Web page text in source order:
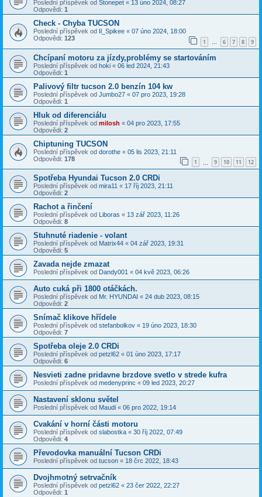
Poslední příspěvek od Stonepet « 13 úno 2024, 08:27
Odpovědi: 1
Check - Chyba TUCSON
Poslední příspěvek od Il_Spikee « 07 úno 2024, 18:00
Odpovědi: 123 1 … 6 7 8 9
Chcípaní motoru za jízdy,problémy se startováním
Poslední příspěvek od hoki « 06 led 2024, 21:43
Odpovědi: 1
Palivový filtr tucson 2.0 benzín 104 kw
Poslední příspěvek od Jumbo27 « 07 pro 2023, 19:28
Odpovědi: 1
Hluk od diferenciálu
Poslední příspěvek od milosh « 04 pro 2023, 17:55
Odpovědi: 2
Chiptuning TUCSON
Poslední příspěvek od dorothe « 05 lis 2023, 21:11
Odpovědi: 178 1 9 10 11 12
Spotřeba Hyundai Tucson 2.0 CRDi
Poslední příspěvek od mira11 « 17 říj 2023, 21:11
Odpovědi: 2
Rachot a řinčení
Poslední příspěvek od Liboras « 13 zář 2023, 11:26
Odpovědi: 8
Stuhnuté riadenie - volant
Poslední příspěvek od Matrix44 « 04 zář 2023, 19:31
Odpovědi: 5
Zavada nejde zmazat
Poslední příspěvek od Dandy001 « 04 kvě 2023, 06:26
Auto cuká při 1800 otáčkách.
Poslední příspěvek od Mr. HYUNDAI « 24 dub 2023, 08:15
Odpovědi: 2
Snímač klikove hřídele
Poslední příspěvek od stefanbolkov « 19 úno 2023, 18:30
Odpovědi: 7
Spotřeba oleje 2.0 CRDi
Poslední příspěvek od petzl62 « 01 úno 2023, 17:17
Odpovědi: 6
Nesvieti zadne pridavne brzdove svetlo v strede kufra
Poslední příspěvek od medenyprinc « 09 led 2023, 20:27
Nastavení sklonu světel
Poslední příspěvek od Maudi « 06 pro 2022, 19:14
Cvakání v horní části motoru
Poslední příspěvek od slabostka « 30 říj 2022, 07:49
Odpovědi: 4
Převodovka manuální Tucson CRDi
Poslední příspěvek od tucson « 18 črc 2022, 18:43
Dvojhmotný setrvačník
Poslední příspěvek od petzl62 « 23 čer 2022, 22:27
Odpovědi: 1